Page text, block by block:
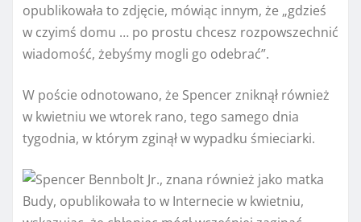
opublikowała to zdjęcie, mówiąc innym, że „gdzieś
w czyimś domu … po prostu chcesz rozpowszechnić
wiadomość, żebyśmy mogli go odebrać”.
W poście odnotowano, że Spencer zniknął również
w kwietniu we wtorek rano, tego samego dnia
tygodnia, w którym zginął w wypadku śmieciarki.